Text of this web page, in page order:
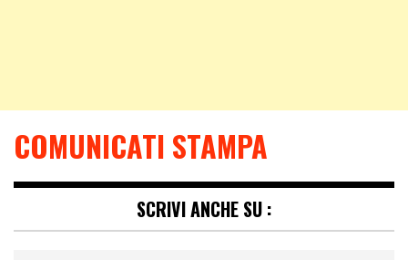
COMUNICATI STAMPA
SCRIVI ANCHE SU :